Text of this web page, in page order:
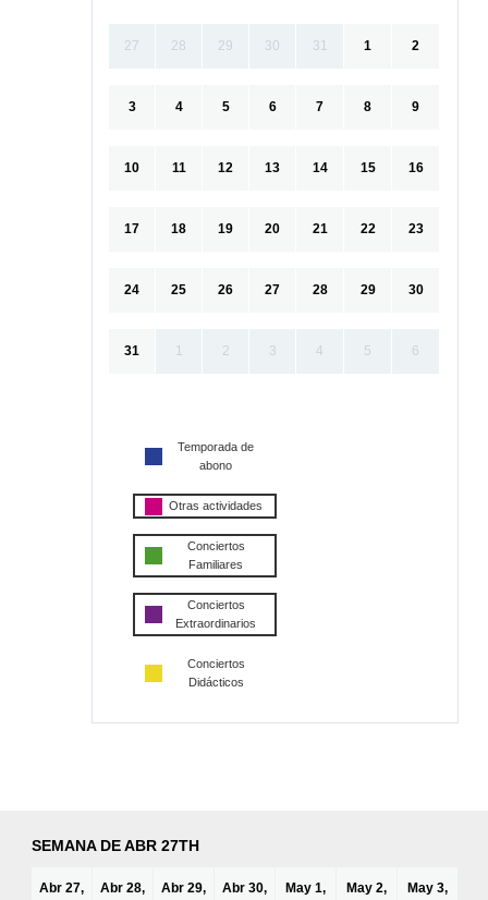
27 28 29 30 31 1 2
3 4 5 6 7 8 9
10 11 12 13 14 15 16
17 18 19 20 21 22 23
24 25 26 27 28 29 30
31 1 2 3 4 5 6
Temporada de
abono
Otras actividades
Conciertos
Familiares
Conciertos
Extraordinarios
Conciertos
Didácticos
SEMANA DE ABR 27TH
Abr 27,
Abr 28,
Abr 29,
Abr 30,
May 1,
May 2,
May 3,